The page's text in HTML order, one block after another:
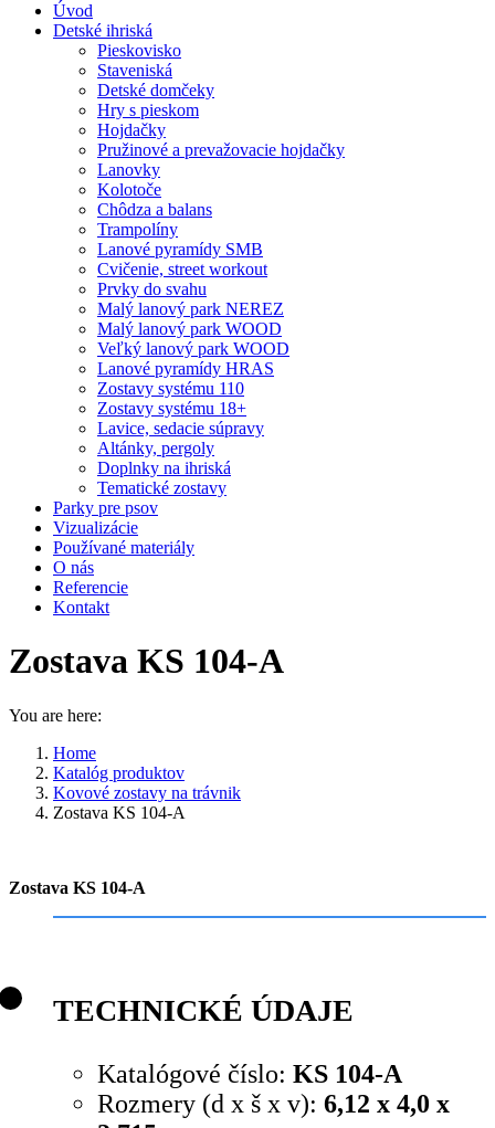
Úvod
Detské ihriská
Pieskovisko
Staveniská
Detské domčeky
Hry s pieskom
Hojdačky
Pružinové a prevažovacie hojdačky
Lanovky
Kolotoče
Chôdza a balans
Trampolíny
Lanové pyramídy SMB
Cvičenie, street workout
Prvky do svahu
Malý lanový park NEREZ
Malý lanový park WOOD
Veľký lanový park WOOD
Lanové pyramídy HRAS
Zostavy systému 110
Zostavy systému 18+
Lavice, sedacie súpravy
Altánky, pergoly
Doplnky na ihriská
Tematické zostavy
Parky pre psov
Vizualizácie
Používané materiály
O nás
Referencie
Kontakt
Zostava KS 104-A
You are here:
Home
Katalóg produktov
Kovové zostavy na trávnik
Zostava KS 104-A
Zostava KS 104-A
TECHNICKÉ ÚDAJE
Katalógové číslo: KS 104-A
Rozmery (d x š x v): 6,12 x 4,0 x